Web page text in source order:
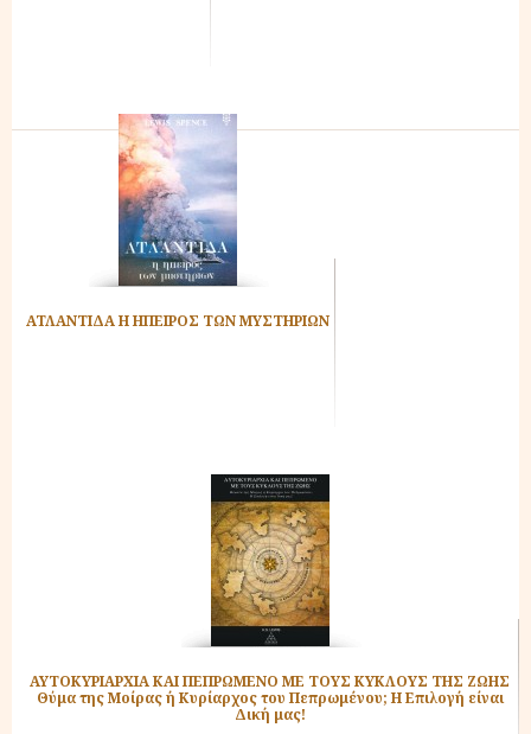
ΑΤΛΑΝΤΙΔΑ Η ΗΠΕΙΡΟΣ ΤΩΝ ΜΥΣΤΗΡΙΩΝ
ΑΥΤΟΚΥΡΙΑΡΧΙΑ ΚΑΙ ΠΕΠΡΩΜΕΝΟ ΜΕ ΤΟΥΣ ΚΥΚΛΟΥΣ ΤΗΣ ΖΩΗΣ
Θύμα της Μοίρας ή Κυρίαρχος του Πεπρωμένου; Η Επιλογή είναι
Δική μας!